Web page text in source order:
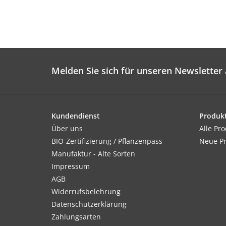
Melden Sie sich für unseren Newsletter
Kundendienst
Über uns
BIO-Zertifizierung / Pflanzenpass
Manufaktur - Alte Sorten
Impressum
AGB
Widerrufsbelehrung
Datenschutzerklärung
Zahlungsarten
Alle
Neue